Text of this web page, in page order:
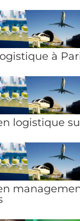
à
logistique